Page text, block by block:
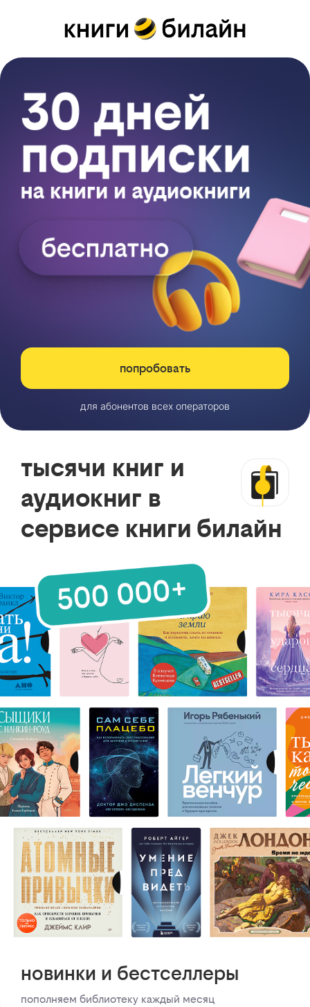
попробовать
для абонентов всех операторов
тысячи книг и
аудиокниг в
сервисе книги билайн
новинки и бестселлеры
пополняем библиотеку каждый месяц